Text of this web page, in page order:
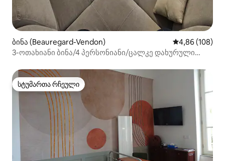
ბინა (Beauregard-Vendon) საშუალო
4,86 (108)
3-ოთახიანი ბინა/4 პერსონიანი/ცალკე დახურული
სტუმართა რჩეული
სტუმართა რჩეული